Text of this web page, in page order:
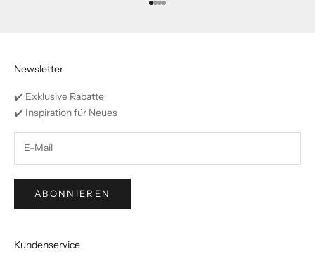
Gehe zu Element 1
Gehe zu Element 2
Gehe zu Element 3
Gehe zu Element 4
Newsletter
✔️ Exklusive Rabatte
✔️ Inspiration für Neues
ABONNIEREN
Kundenservice